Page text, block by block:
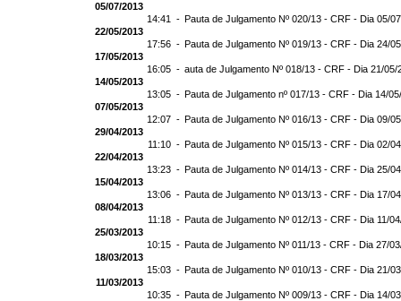
05/07/2013
14:41 - Pauta de Julgamento Nº 020/13 - CRF - Dia 05/
22/05/2013
17:56 - Pauta de Julgamento Nº 019/13 - CRF - Dia 24/
17/05/2013
16:05 - auta de Julgamento Nº 018/13 - CRF - Dia 21/05/
14/05/2013
13:05 - Pauta de Julgamento nº 017/13 - CRF - Dia 14/
07/05/2013
12:07 - Pauta de Julgamento Nº 016/13 - CRF - Dia 09/
29/04/2013
11:10 - Pauta de Julgamento Nº 015/13 - CRF - Dia 02/
22/04/2013
13:23 - Pauta de Julgamento Nº 014/13 - CRF - Dia 25/
15/04/2013
13:06 - Pauta de Julgamento Nº 013/13 - CRF - Dia 17/
08/04/2013
11:18 - Pauta de Julgamento Nº 012/13 - CRF - Dia 11/
25/03/2013
10:15 - Pauta de Julgamento Nº 011/13 - CRF - Dia 27/
18/03/2013
15:03 - Pauta de Julgamento Nº 010/13 - CRF - Dia 21/
11/03/2013
10:35 - Pauta de Julgamento Nº 009/13 - CRF - Dia 14/